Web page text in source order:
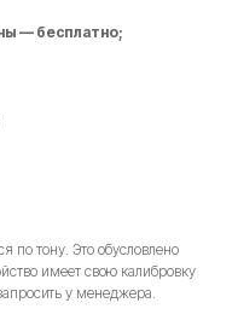
— бесплатно;
по тону. Это обусловлено
имеет свою калибровку
у менеджера.